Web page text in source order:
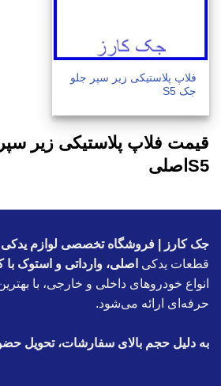
فلاپ پلاستیکی زیر سپر جلو
جک S5
قیمت فلاپ پلاستیکی زیر
S5اصلی
جک کارز | فروشگاه تخصصی لوازم یدکی
قطعات یدکی اصلی، وارداتی و استوک
انواع خودروهای داخلی و خارجی، با
حرفه‌ای ارائه می‌شود.
به دلیل حجم بالای سفارشات، تحویل